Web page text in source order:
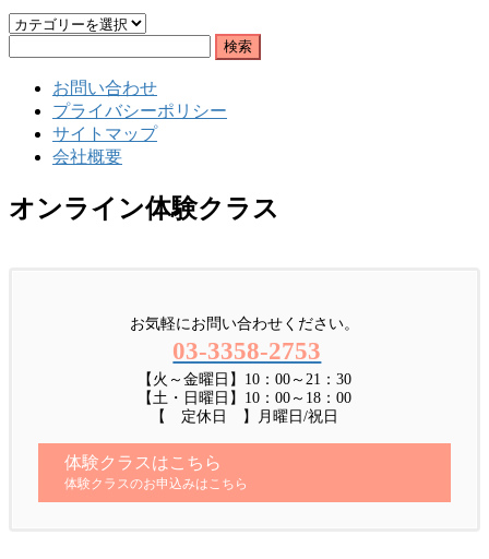
カ
お問い合わせ
プライバシーポリシー
サイトマップ
会社概要
オンライン体験クラス
お気軽にお問い合わせください。
03-3358-2753
【火～金曜日】10：00～21：30
【土・日曜日】10：00～18：00
【 定休日 】月曜日/祝日
体験クラスはこちら
体験クラスのお申込みはこちら